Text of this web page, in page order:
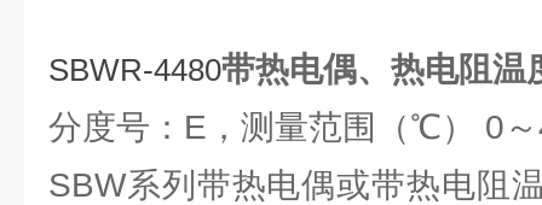
SBWR-4480带热电偶、热电阻温
分度号：E，测量范围（℃） 0
SBW系列带热电偶或带热电阻